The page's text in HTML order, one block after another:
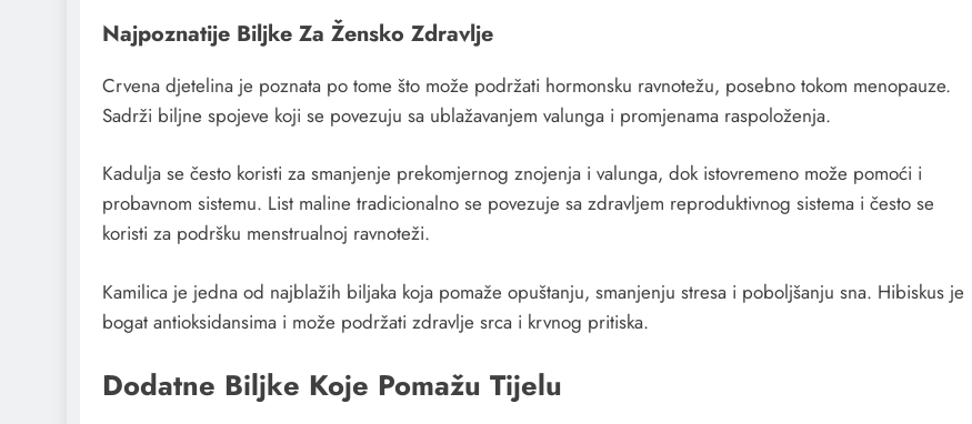
Najpoznatije Biljke Za Žensko Zdravlje
Crvena djetelina je poznata po tome što može podržati hormonsku ravnotežu, posebno tokom menopauze.
Sadrži biljne spojeve koji se povezuju sa ublažavanjem valunga i promjenama raspoloženja.
Kadulja se često koristi za smanjenje prekomjernog znojenja i valunga, dok istovremeno može pomoći i
probavnom sistemu. List maline tradicionalno se povezuje sa zdravljem reproduktivnog sistema i često se
koristi za podršku menstrualnoj ravnoteži.
Kamilica je jedna od najblažih biljaka koja pomaže opuštanju, smanjenju stresa i poboljšanju sna. Hibiskus je
bogat antioksidansima i može podržati zdravlje srca i krvnog pritiska.
Dodatne Biljke Koje Pomažu Tijelu